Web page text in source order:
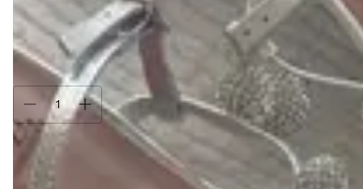
36 38 39 34
Só restam3 em estoque!
Compra protegida
Seus dados cuidados durante toda a compra.